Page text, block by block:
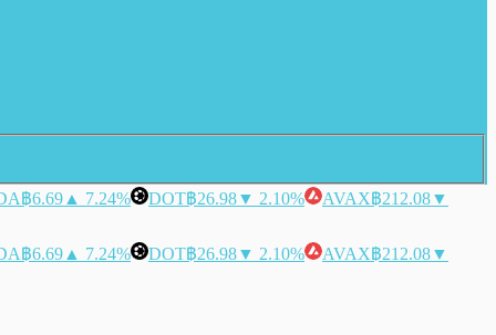
฿6.69 ▲ 7.24% DOT฿26.98▼ 2.10% AVAX฿212.08▼
฿6.69 ▲ 7.24% DOT฿26.98▼ 2.10% AVAX฿212.08▼